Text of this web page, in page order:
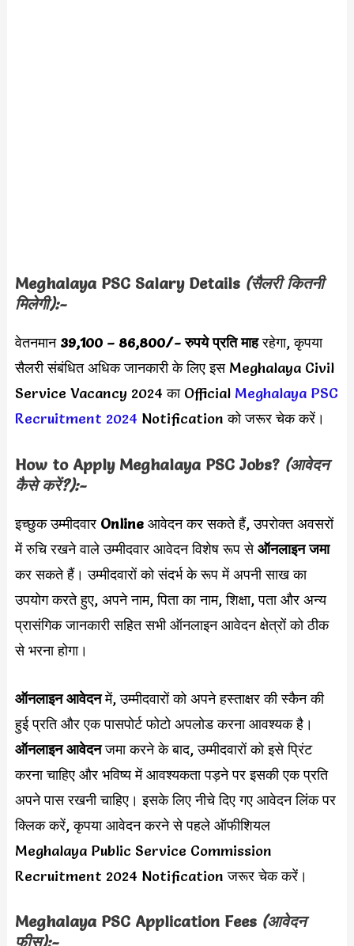
Meghalaya PSC Salary Details (सैलरी कितनी
मिलेगी):-
वेतनमान 39,100 – 86,800/- रुपये प्रति माहरहेगा, कृपया
सैलरी संबंधित अधिक जानकारी के लिए इस Meghalaya Civil
Service Vacancy 2024 का Official Meghalaya PSC
Recruitment 2024 Notification को जरूर चेक करें।
How to Apply Meghalaya PSC Jobs?(आवेदन
कैसे करें?):-
इच्छुक उम्मीदवार Online आवेदन कर सकते हैं, उपरोक्त अवसरों
में रुचि रखने वाले उम्मीदवार आवेदन विशेष रूप सेऑनलाइन जमा
कर सकते हैं। उम्मीदवारों को संदर्भ के रूप में अपनी साख का
उपयोग करते हुए, अपने नाम, पिता का नाम, शिक्षा, पता और अन्य
प्रासंगिक जानकारी सहित सभी ऑनलाइन आवेदन क्षेत्रों को ठीक
से भरना होगा।
ऑनलाइन आवेदनमें, उम्मीदवारों को अपने हस्ताक्षर की स्कैन की
हुई प्रति और एक पासपोर्ट फोटो अपलोड करना आवश्यक है।
ऑनलाइन आवेदनजमा करने के बाद, उम्मीदवारों को इसे प्रिंट
करना चाहिए और भविष्य में आवश्यकता पड़ने पर इसकी एक प्रति
अपने पास रखनी चाहिए। इसके लिए नीचे दिए गए आवेदन लिंक पर
क्लिक करें, कृपया आवेदन करने से पहले ऑफीशियल
Meghalaya Public Service Commission
Recruitment 2024 Notification जरूर चेक करें।
Meghalaya PSC Application Fees (आवेदन